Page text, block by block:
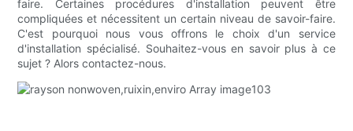
faire. Certaines procédures d'installation peuvent être
compliquées et nécessitent un certain niveau de savoir-faire.
C'est pourquoi nous vous offrons le choix d'un service
d'installation spécialisé. Souhaitez-vous en savoir plus à ce
sujet ? Alors contactez-nous.